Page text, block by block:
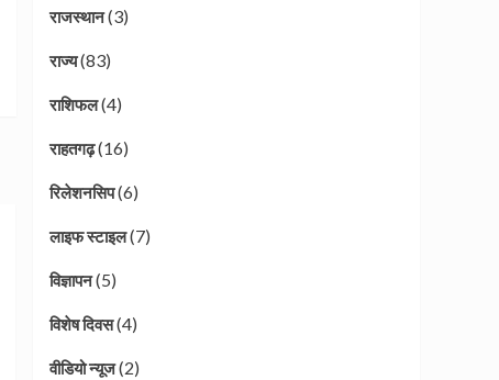
राजस्थान(3)
राज्य(83)
राशिफल(4)
राहतगढ़(16)
रिलेशनसिप(6)
लाइफ स्टाइल(7)
विज्ञापन(5)
विशेष दिवस(4)
वीडियो न्यूज(2)